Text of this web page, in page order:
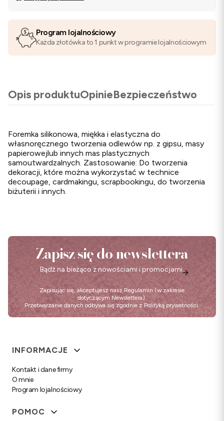
Program lojalnościowy
Każda złotówka to 1 punkt w programie lojalnościowym
Opis produktuOpinieBezpieczeństwo
Foremka silikonowa, miękka i elastyczna do
własnoręcznego tworzenia odlewów np. z gipsu, masy
papierowejlub innych mas plastycznych
samoutwardzalnych. Zastosowanie: Do tworzenia
dekoracji, które można wykorzystać w technice
decoupage, cardmakingu, scrapbookingu, do tworzenia
biżuterii i innych.
Zapisz się do newslettera
Bądź na bieżąco z nowościami i promocjami.
Zapisując się, akceptujesz nasz Regulamin (w zakresie
dotyczącym Newslettera).
Przetwarzanie danych odbywa się zgodnie z Polityką prywatności.
Linki w stopce
INFORMACJE
Kontakt i dane firmy
O mnie
Program lojalnościowy
POMOC